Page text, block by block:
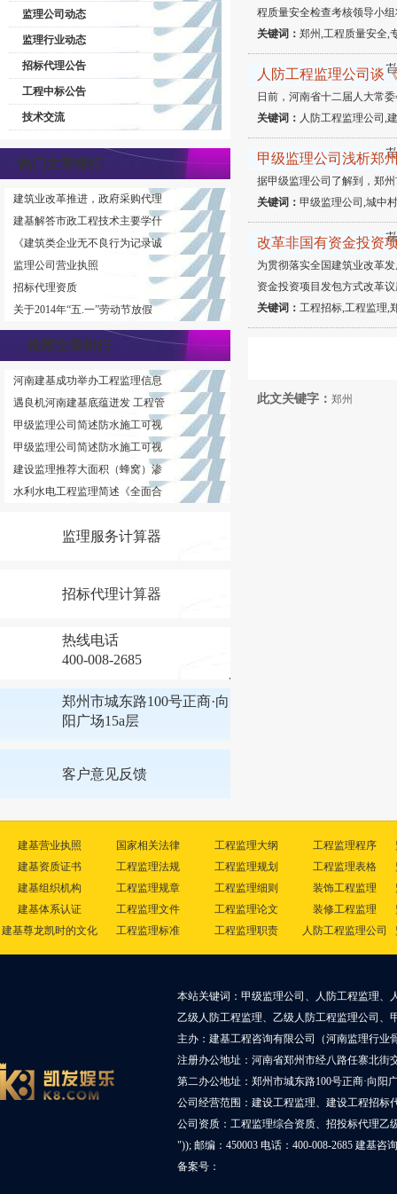
监理公司动态
监理行业动态
招标代理公告
工程中标公告
技术交流
热门文章排行
建筑业改革推进，政府采购代理
建基解答市政工程技术主要学什
《建筑类企业无不良行为记录诚
监理公司营业执照
招标代理资质
关于2014年“五.一”劳动节放假
推荐文章排行
河南建基成功举办工程监理信息
遇良机河南建基底蕴迸发 工程管
甲级监理公司简述防水施工可视
甲级监理公司简述防水施工可视
建设监理推荐大面积（蜂窝）渗
水利水电工程监理简述《全面合
监理服务计算器
招标代理计算器
热线电话
400-008-2685
郑州市城东路100号正商·向
阳广场15a层
客户意见反馈
程质量安全检查考核领导小组
关键词： 郑州,工程质量安全,
人防工程监理公司谈
日前，河南省十二届人大常
关键词： 人防工程监理公司,
甲级监理公司浅析郑
据甲级监理公司了解到，郑
关键词： 甲级监理公司,城中
改革非国有资金投资
为贯彻落实全国建筑业改革
资金投资项目发包方式改革
关键词： 工程招标,工程监理,
此文关键字： 郑州
建基营业执照
建基资质证书
建基组织机构
建基体系认证
建基尊龙凯时的文化
国家相关法律
工程监理法规
工程监理规章
工程监理文件
工程监理标准
工程监理大纲
工程监理规划
工程监理细则
工程监理论文
工程监理职责
工程监理程序
工程监理表格
装饰工程监理
装修工程监理
人防工程监理公司
本站关键词：甲级监理公司、人防工程监理、
乙级人防工程监理、乙级人防工程监理公司、
主办：建基工程咨询有限公司（河南监理行业
注册办公地址：河南省郑州市经八路任寨北街
第二办公地址：郑州市城东路100号正商·向阳
公司经营范围：建设工程监理、建设工程招标
公司资质：工程监理综合资质、招投标代理乙
")); 邮编：450003 电话：400-008-2685 建基咨
备案号：